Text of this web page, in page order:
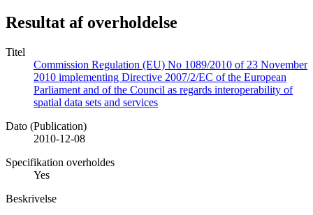
Resultat af overholdelse
Titel
Commission Regulation (EU) No 1089/2010 of 23 November
2010 implementing Directive 2007/2/EC of the European
Parliament and of the Council as regards interoperability of
spatial data sets and services
Dato (Publication)
2010-12-08
Specifikation overholdes
Yes
Beskrivelse